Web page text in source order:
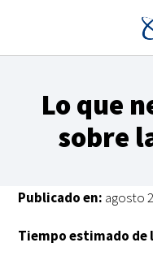
Lo que
sobre
Publicado en: agosto
Tiempo estimado de